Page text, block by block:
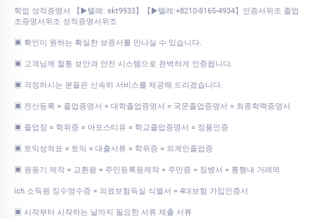
학업 성적증명서 【▶텔레: skt9933】【▶텔레:+8210-8165-4934】인증서위조 졸업
조증명서위조 성적증명서위조
▣ 확인이 원하는 확실한 보증서를 만나실 수 있습니다.
▣ 고객님께 철통 보안과 안전 시스템으로 완벽하게 인증됩니다.
▣ 걱정하시는 분들은 신속히 서비스를 제공해 드리겠습니다.
▣ 전산등록 = 졸업증명서 = 대학졸업증명서 = 국문졸업증명서 = 최종학력증명서
▣ 졸업장 = 학위증 = 아포스티유 = 학교졸업증명서 = 정품인증
▣ 토익성적표 = 토익 = 대출서류 = 학위증 = 외계인졸업증
▣ 원동기 제작 = 교환왕 = 주민등록등제작 = 주민증 = 징병서 = 통행내 거래역
ich 소득원 징수영수증 = 의료보험득실 식별서 = 4대보험 가입인증서
▣ 시작부터 시작하는 날까지 필요한 서류 제출 서류